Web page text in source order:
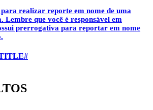
para realizar reporte em nome de uma
. Lembre que você é responsável em
prerrogativa para reportar em nome